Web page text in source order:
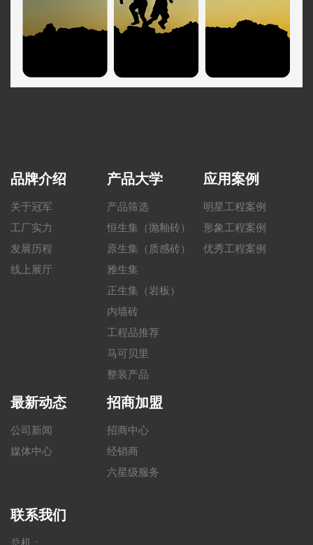
品牌介绍
关于冠军
工厂实力
发展历程
线上展厅
产品大学
产品筛选
恒生集（抛釉砖）
原生集（质感砖）
雅生集
正生集（岩板）
内墙砖
工程品推荐
马可贝里
整装产品
应用案例
明星工程案例
形象工程案例
优秀工程案例
最新动态
公司新闻
媒体中心
招商加盟
招商中心
经销商
六星级服务
联系我们
总机：